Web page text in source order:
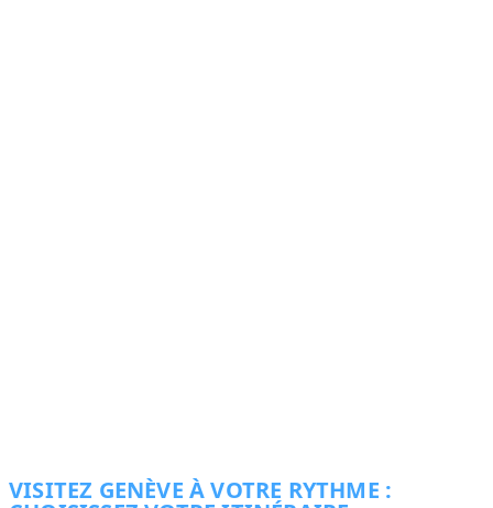
VISITEZ GENÈVE À VOTRE RYTHME :